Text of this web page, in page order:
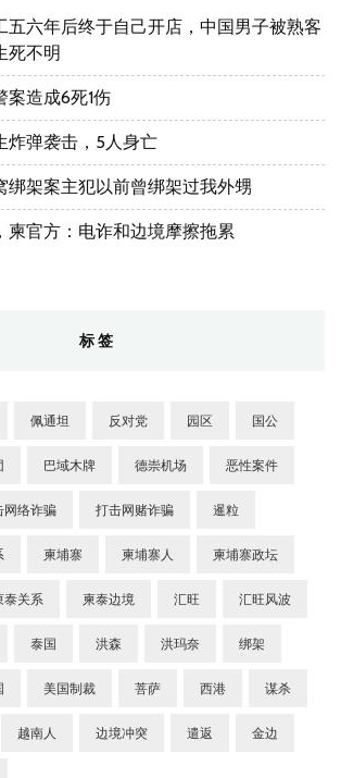
五六年后终于自己开店，中国男子被熟客
死不明
案造成6死1伤
炸弹袭击，5人身亡
绑架案主犯以前曾绑架过我外甥
柬官方：电诈和边境摩擦拖累
标签
佩通坦 反对党 园区 国公
巴域木牌 德崇机场 恶性案件
网络诈骗 打击网赌诈骗 暹粒
柬埔寨 柬埔寨人 柬埔寨政坛
泰关系 柬泰边境 汇旺 汇旺风波
泰国 洪森 洪玛奈 绑架
美国制裁 菩萨 西港 谋杀
越南人 边境冲突 遣返 金边